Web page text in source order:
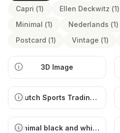
Capri (1) Ellen Deckwitz (1)
Minimal (1) Nederlands (1)
Postcard (1) Vintage (1)
3D Image
Dutch Sports Trading
Card
Minimal black and white